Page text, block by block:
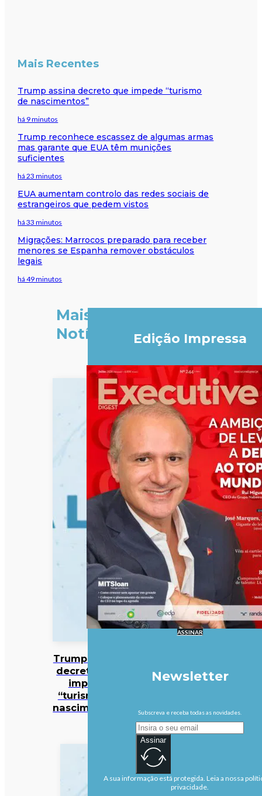
Mais Recentes
Trump assina decreto que impede “turismo
de nascimentos”
há 9 minutos
Trump reconhece escassez de algumas armas
mas garante que EUA têm munições
suficientes
há 23 minutos
EUA aumentam controlo das redes sociais de
estrangeiros que pedem vistos
há 33 minutos
Migrações: Marrocos preparado para receber
menores se Espanha remover obstáculos
legais
há 49 minutos
Mais
Notícias
Trump assina
decreto que
impede
“turismo de
nascimentos”
Edição Impressa
ASSINAR
Newsletter
Subscreva e receba todas as novidades.
Assinar
A sua informação está protegida. Leia a nossa
privacidade.